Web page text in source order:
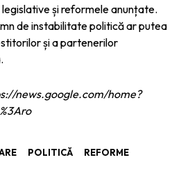
și reformele anunțate.
de instabilitate politică ar putea
și a partenerilor
news.google.com/home?
POLITICĂ REFORME